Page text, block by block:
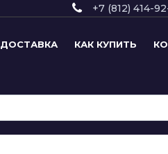
+7 (812) 414-
ДОСТАВКА КАК КУПИТЬ